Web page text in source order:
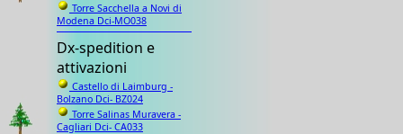
Torre Sacchella a Novi di
Modena Dci-MO038
Dx-spedition e
attivazioni
Castello di Laimburg -
Bolzano Dci- BZ024
Torre Salinas Muravera -
Cagliari Dci- CA033